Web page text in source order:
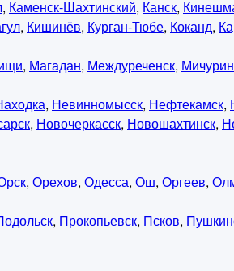
, Каменск-Шахтинский, Канск,
, Кишинёв, Курган-Тюбе, Коканд,
, Магадан, Междуреченск,
, Невинномысск, Нефтекамск,
, Новочеркасск, Новошахтинск,
, Орехов, Одесса, Ош, Оргеев,
, Прокопьевск, Псков,